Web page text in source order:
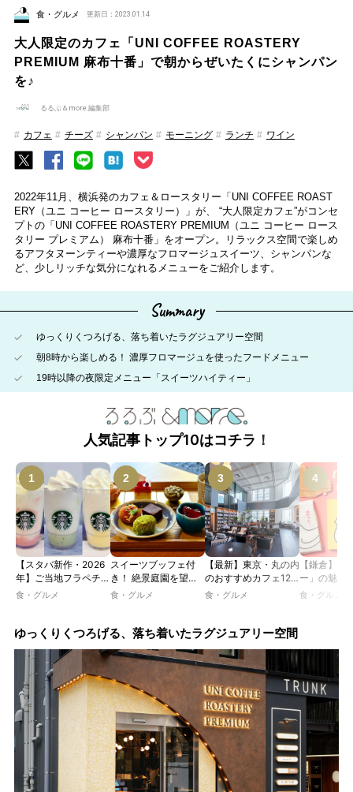
食・グルメ 更新日：2023.01.14
大人限定のカフェ「UNI COFFEE ROASTERY
PREMIUM 麻布十番」で朝からぜいたくにシャンパン
を♪
るるぶ＆more.編集部
カフェ チーズ シャンパン モーニング ランチ ワイン
2022年11月、横浜発のカフェ＆ロースタリー「UNI COFFEE ROAST
ERY（ユニ コーヒー ロースタリー）」が、 “大人限定カフェ”がコンセ
プトの「UNI COFFEE ROASTERY PREMIUM（ユニ コーヒー ロース
タリー プレミアム） 麻布十番」をオープン。リラックス空間で楽しめ
るアフタヌーンティーや濃厚なフロマージュスイーツ、シャンパンな
ど、少しリッチな気分になれるメニューをご紹介します。
Summary
ゆっくりくつろげる、落ち着いたラグジュアリー空間
朝8時から楽しめる！ 濃厚フロマージュを使ったフードメニュー
19時以降の夜限定メニュー「スイーツハイティー」
人気記事トップ10はコチラ！
【スタバ新作・2026
年】ご当地フラペチー
ノが新登場！ 地域と
JIMOTO
PROGRAM」が青
森・群馬・沖縄で始
動。6種類を飲んで実
食レポート
食・グルメ
スイーツブッフェ付
き！ 絶景庭園を望む
ホテルレストランで味
ツトレンドVol.105】
食・グルメ
【最新】東京・丸の内
のおすすめカフェ12
選｜ひとりでゆったり
るカフェ、優雅なホテ
食・グルメ
【鎌倉】「
ー」の魅力
説！ 定番商
食・グルメ
ゆっくりくつろげる、落ち着いたラグジュアリー空間